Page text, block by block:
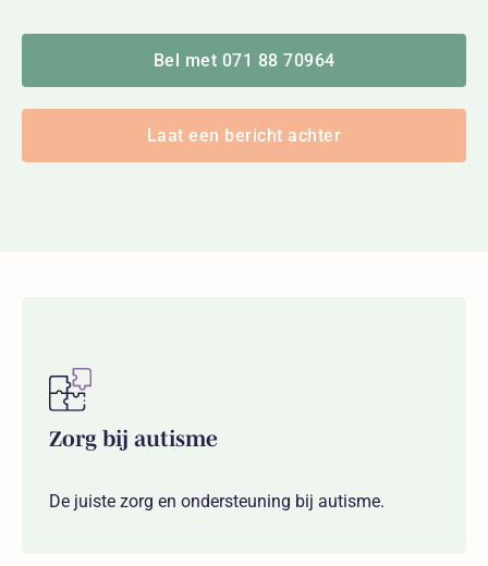
Bel met 071 88 70964
Laat een bericht achter
Zorg bij autisme
De juiste zorg en ondersteuning bij autisme.